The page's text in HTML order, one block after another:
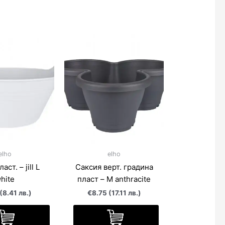
– jill L
лв.)
elho
Саксия верт. градина
пласт – M anthracite
€8.75 (17.11 лв.)